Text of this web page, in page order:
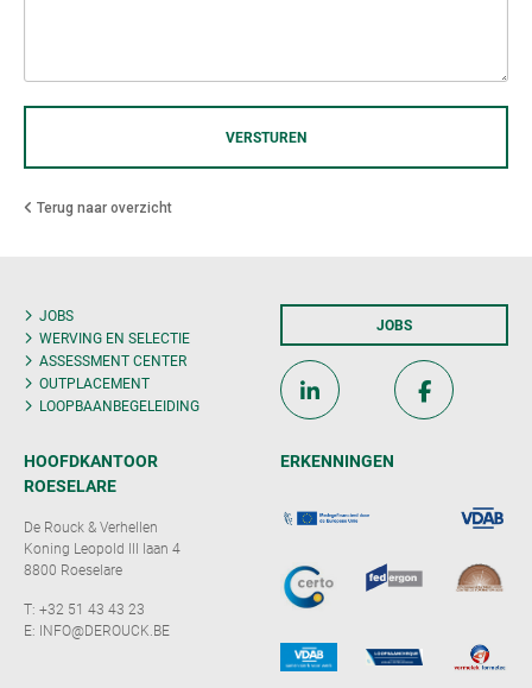
VERSTUREN
Terug naar overzicht
JOBS
WERVING EN SELECTIE
ASSESSMENT CENTER
OUTPLACEMENT
LOOPBAANBEGELEIDING
JOBS
HOOFDKANTOOR
ROESELARE
De Rouck & Verhellen
Koning Leopold III laan 4
8800 Roeselare
T: +32 51 43 43 23
E: INFO@DEROUCK.BE
ERKENNINGEN